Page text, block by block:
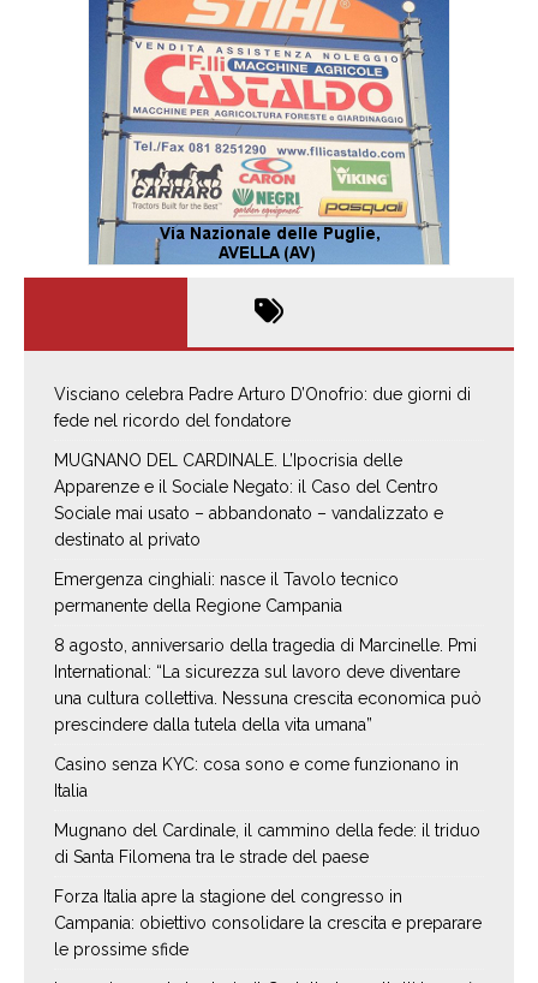
Visciano celebra Padre Arturo D’Onofrio: due giorni di
fede nel ricordo del fondatore
MUGNANO DEL CARDINALE. L’Ipocrisia delle
Apparenze e il Sociale Negato: il Caso del Centro
Sociale mai usato – abbandonato – vandalizzato e
destinato al privato
Emergenza cinghiali: nasce il Tavolo tecnico
permanente della Regione Campania
8 agosto, anniversario della tragedia di Marcinelle. Pmi
International: “La sicurezza sul lavoro deve diventare
una cultura collettiva. Nessuna crescita economica può
prescindere dalla tutela della vita umana”
Casino senza KYC: cosa sono e come funzionano in
Italia
Mugnano del Cardinale, il cammino della fede: il triduo
di Santa Filomena tra le strade del paese
Forza Italia apre la stagione del congresso in
Campania: obiettivo consolidare la crescita e preparare
le prossime sfide